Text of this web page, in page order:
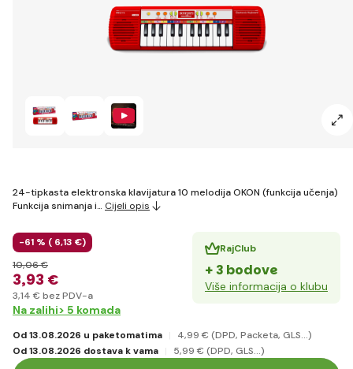
24-tipkasta elektronska klavijatura 10 melodija OKON (funkcija učenja)
Funkcija snimanja i… Cijeli opis
-61 % ( 6,13 €)
3,93 €
10,06 €
3,14 € bez PDV-a
RajClub
+ 3 bodove
Više informacija o klubu
Na zalihi> 5 komada
Od 13.08.2026 u paketomatima 4,99 € (DPD, Packeta, GLS...)
Od 13.08.2026 dostava k vama
5,99 € (DPD, GLS...)